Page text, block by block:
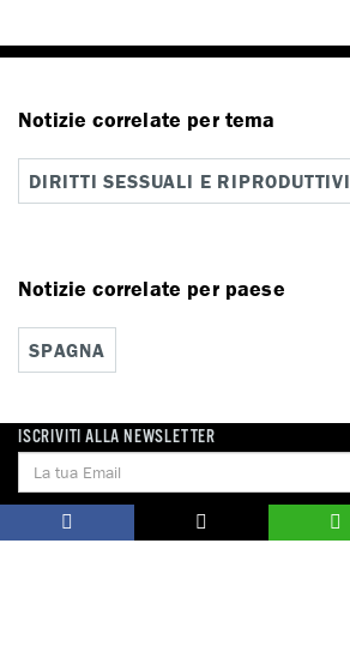
Notizie correlate per tema
DIRITTI SESSUALI E RIPRODUTTIVI
Notizie correlate per paese
SPAGNA
ISCRIVITI ALLA NEWSLETTER
DONA
Aiutaci con una donazione, ora.